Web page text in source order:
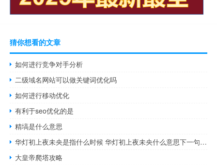
猜你想看的文章
如何进行竞争对手分析
二级域名网站可以做关键词优化吗
如何进行移动优化
有利于seo优化的是
精塙是什么意思
华灯初上夜未央是指什么时候 华灯初上夜未央什么意思下一句是什么
大皇帝爬塔攻略